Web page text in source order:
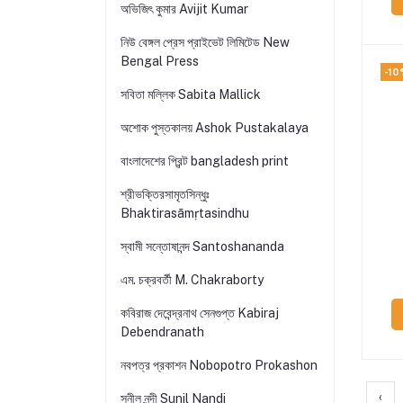
অভিজিৎ কুমার Avijit Kumar
নিউ বেঙ্গল প্রেস প্রাইভেট লিমিটেড New
Bengal Press
সবিতা মল্লিক Sabita Mallick
অশোক পুস্তকালয় Ashok Pustakalaya
বাংলাদেশের প্রিন্ট bangladesh print
শ্রীভক্তিরসামৃতসিন্ধুঃ
Bhaktirasāmṛtasindhu
স্বামী সন্তোষানন্দ Santoshananda
এম. চক্রবর্তী M. Chakraborty
কবিরাজ দেবেন্দ্রনাথ সেনগুপ্ত Kabiraj
Debendranath
নবপত্র প্রকাশন Nobopotro Prokashon
সুনীল নন্দী Sunil Nandi
-
‹